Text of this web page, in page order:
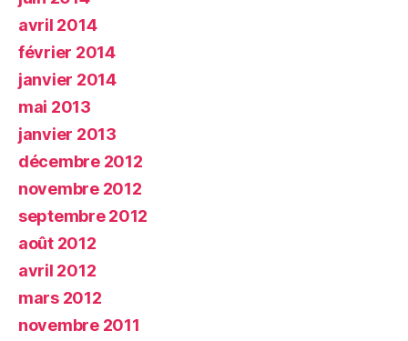
avril 2014
février 2014
janvier 2014
mai 2013
janvier 2013
décembre 2012
novembre 2012
septembre 2012
août 2012
avril 2012
mars 2012
novembre 2011